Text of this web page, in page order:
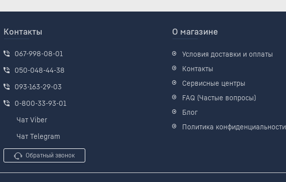
Контакты
067-998-08-01
050-048-44-38
093-163-29-03
0-800-33-93-01
Чат Viber
Чат Telegram
Обратный звонок
О магазине
Условия доставки и оплаты
Контакты
Сервисные центры
FAQ (Частые вопросы)
Блог
Политика конфиденциальности